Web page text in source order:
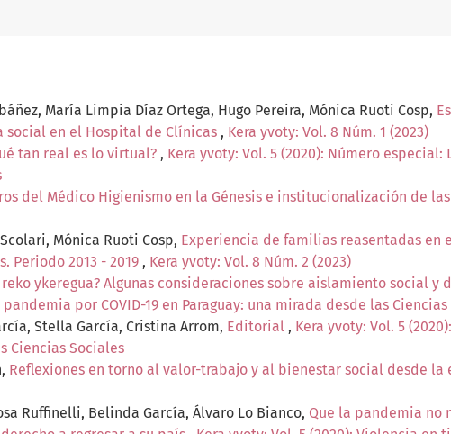
María Limpia Díaz Ortega, Hugo Pereira, Mónica Ruoti Cosp,
social en el Hospital de Clínicas , Kera yvoty: Vol. 8 Núm. 1 (2023)
tan real es lo virtual? , Kera yvoty: Vol. 5 (2020): Número
del Médico Higienismo en la Génesis e institucionalización de
Mónica Ruoti Cosp, Experiencia de familias reasentadas en
Periodo 2013 - 2019 , Kera yvoty: Vol. 8 Núm. 2 (2023)
reko ykeregua? Algunas consideraciones sobre aislamiento social y
por COVID-19 en Paraguay: una mirada desde las
Stella García, Cristina Arrom, Editorial , Kera yvoty: Vol. 5
Ciencias Sociales
Reflexiones en torno al valor-trabajo y al bienestar social desde
Ruffinelli, Belinda García, Álvaro Lo Bianco, Que la pandemia no